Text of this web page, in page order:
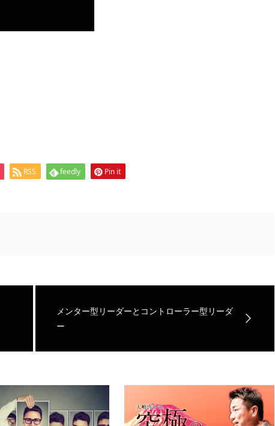
RSS feedly Pin it
メンター型リーダーとコントローラー型リーダ
ー